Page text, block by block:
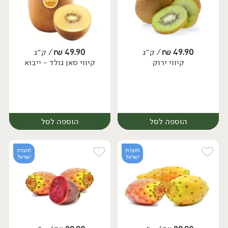
יח׳ מארז
49.90
₪/ ק״ג
קיווי ירוק
הוספה לסל
49.90
₪/ ק״ג
קיווי סאן גולד - ייבוא
הוספה לסל
תוצרת
ישראל
תוצרת
ישראל